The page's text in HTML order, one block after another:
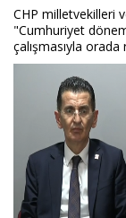
CHP milletvekilleri
"Cumhuriyet
çalışmasıyla